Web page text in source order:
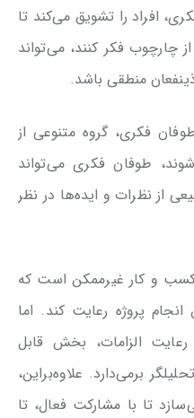
افراد را تشویق می‌کند تا
چارچوب فکر کنند، می‌تواند
منطقی باشد.
فکری، گروه متنوعی از
طوفان فکری می‌تواند
از نظرات و ایده‌ها در نظر
کسب و کار غیرممکن است که
پروژه رعایت کند. اما
رعایت الزامات، بخش قابل
برمی‌دارد. علاوه‌براین،
تا با مشارکت فعال، تا